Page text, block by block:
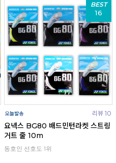
BEST
16
리뷰 10
요넥스 BG80 배드민턴라켓 스트링
거트 줄 10m
동호인 선호도 1위